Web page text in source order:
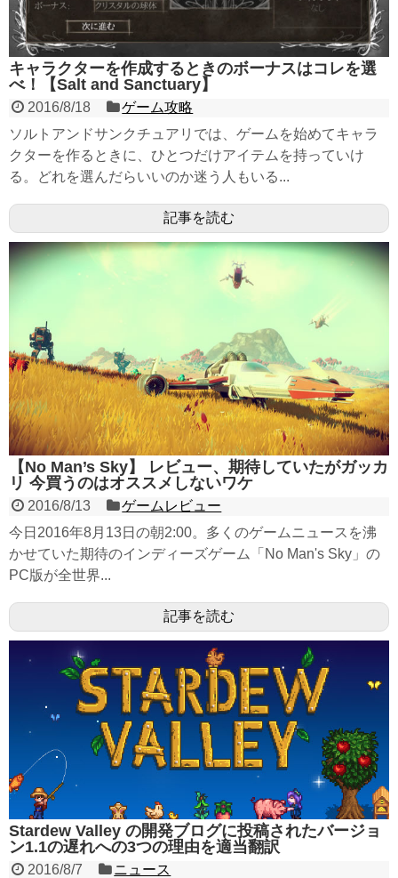
キャラクターを作成するときのボーナスはコレを選
べ！【Salt and Sanctuary】
2016/8/18
ゲーム攻略
ソルトアンドサンクチュアリでは、ゲームを始めてキャラ
クターを作るときに、ひとつだけアイテムを持っていけ
る。どれを選んだらいいのか迷う人もいる...
記事を読む
【No Man’s Sky】 レビュー、期待していたがガッカ
リ 今買うのはオススメしないワケ
2016/8/13
ゲームレビュー
今日2016年8月13日の朝2:00。多くのゲームニュースを沸
かせていた期待のインディーズゲーム「No Man's Sky」の
PC版が全世界...
記事を読む
Stardew Valley の開発ブログに投稿されたバージョ
ン1.1の遅れへの3つの理由を適当翻訳
2016/8/7 ニュース